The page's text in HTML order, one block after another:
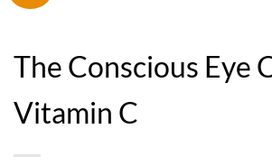
The Conscious Eye
Vitamin C